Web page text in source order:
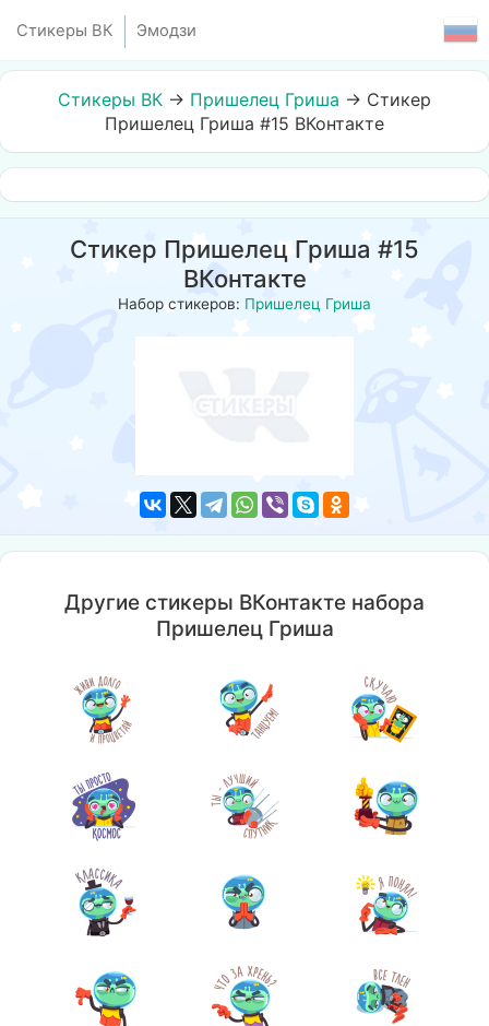
Стикеры ВК Эмодзи
Стикеры ВК → Пришелец Гриша → Стикер
Пришелец Гриша #15 ВКонтакте
Стикер Пришелец Гриша #15
ВКонтакте
Набор стикеров: Пришелец Гриша
Другие стикеры ВКонтакте набора
Пришелец Гриша